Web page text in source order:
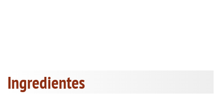
Ingredientes